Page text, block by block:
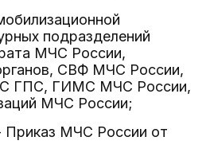
подразделений
МЧС России,
СВФ МЧС России,
ГПС, ГИМС МЧС России,
МЧС России;
Приказ МЧС России от